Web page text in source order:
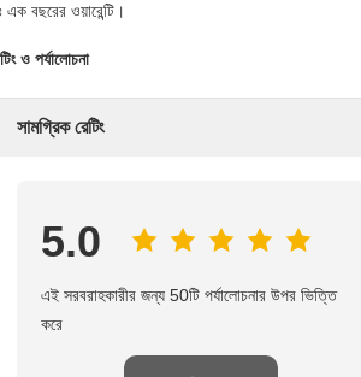
এক বছরের ওয়ারেন্টি।
ও পর্যালোচনা
সামগ্রিক রেটিং
5.0
এই সরবরাহকারীর জন্য 50টি পর্যালোচনার উপর ভিত্তি
করে